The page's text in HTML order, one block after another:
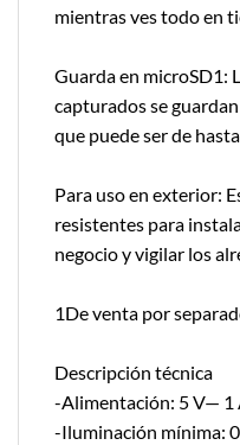
mientras ves todo en
Guarda en microSD1:
capturados se
que puede ser de
Para uso en exterior:
resistentes para
negocio y vigilar los
1De venta por
Descripción técnica
-Alimentación: 5 V— 1
-Iluminación mínima: